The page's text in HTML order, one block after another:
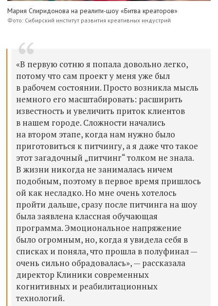
Мария Спиридонова на реалити-шоу «Битва креаторов»
Фото: Сибирский институт развития креативных индустрий
«В первую сотню я попала довольно легко,
потому что сам проект у меня уже был
в рабочем состоянии. Просто возникла мысль
немного его масштабировать: расширить
известность и увеличить приток клиентов
в нашем городе. Сложности начались
на втором этапе, когда нам нужно было
приготовиться к питчингу, а я даже что такое
этот загадочный „питчинг“ толком не знала.
В жизни никогда не занималась ничем
подобным, поэтому в первое время пришлось
ой как несладко. Но мне очень хотелось
пройти дальше, сразу после питчинга на шоу
была заявлена классная обучающая
программа. Эмоциональное напряжение
было огромным, но, когда я увидела себя в
списках и поняла, что прошла в полуфинал —
очень сильно обрадовалась», — рассказала
директор Клиники современных
когнитивных и реабилитационных
технологий.